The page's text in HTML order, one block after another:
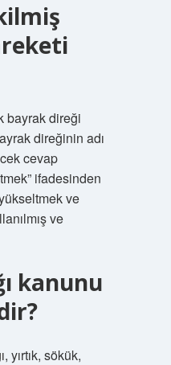
bayrak direği
direğinin adı
cevap
ifadesinden
ve
ve
kanunu
yırtık, sökük,